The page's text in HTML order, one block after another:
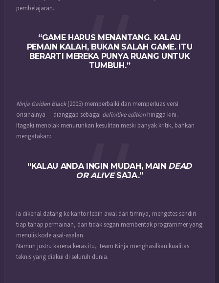
pembelajaran.
“GAME HARUS MENANTANG. KALAU
PEMAIN KALAH, BUKAN SALAH GAME. ITU
BERARTI MEREKA PUNYA RUANG UNTUK
TUMBUH.”
Ninja Gaiden Black(2005) memperbaiki dan memperluas versi
orisinalnya — dianggap sebagai definitive edition hingga kini.
Itagaki menolak menurunkan kesulitan meski banyak kritik, bahkan
mengatakan:
“KALAU ANDA INGIN MUDAH, MAIN DEAD
OR ALIVESAJA.”
Ia dikenal datang ke kantor lebih awal dari timnya, mengetes sendiri
tiap tahap permainan, dan tidak segan membentak programmer yang
menulis kode asal-asalan.
Namun justru karena keras itu, Team Ninja menghasilkan kualitas
teknis yang diakui di seluruh dunia.